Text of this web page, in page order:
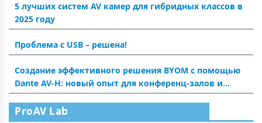
5 лучших систем AV камер для гибридных классов в
2025 году
Проблема с USB – решена!
Создание эффективного решения BYOM с помощью
Dante AV-H: новый опыт для конференц-залов и
аудиторий
ProAV Lab